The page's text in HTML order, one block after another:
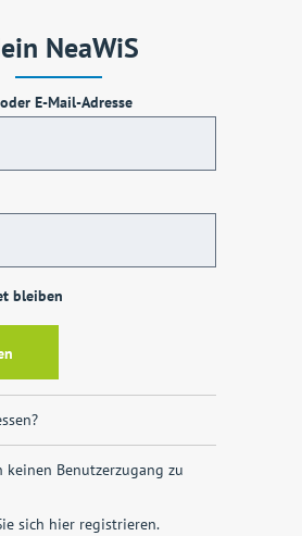
NeaWiS
E-Mail-Adresse
bleiben
keinen Benutzerzugang zu
sich hier registrieren.